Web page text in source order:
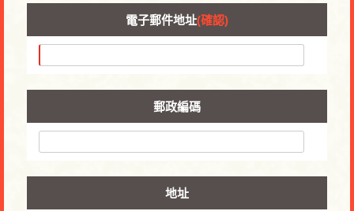
電子郵件地址(確認)
郵政編碼
地址